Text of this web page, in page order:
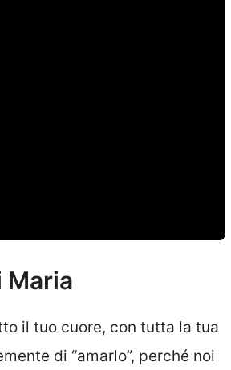
Maria
il tuo cuore, con tutta la tua
di “amarlo”, perché noi